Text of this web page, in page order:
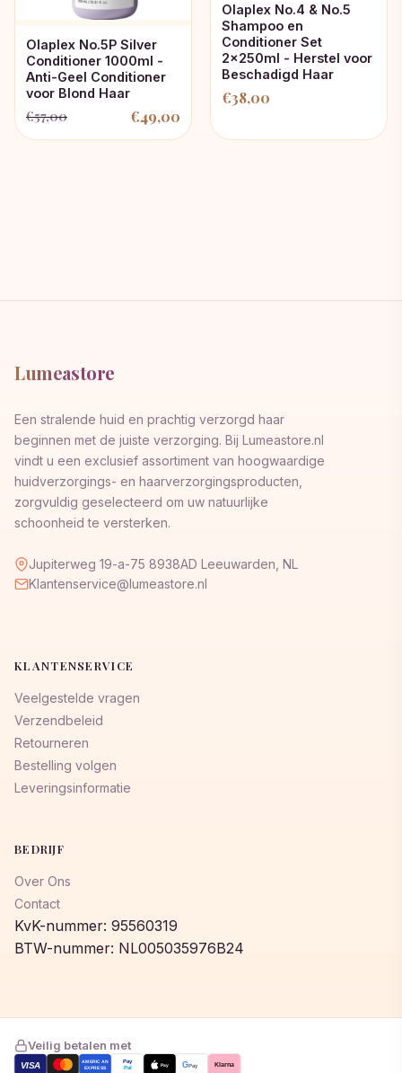
Olaplex No.5P Silver
Conditioner 1000ml -
Anti-Geel Conditioner
voor Blond Haar
€57,00
Oorspronkelijke
€49,00
Huidige
Olaplex No.4 & No.5
Shampoo en
Conditioner Set
2x250ml - Herstel voor
Beschadigd Haar
€38,00
Lumeastore
Een stralende huid en prachtig verzorgd haar
beginnen met de juiste verzorging. Bij Lumeastore.nl
vindt u een exclusief assortiment van hoogwaardige
huidverzorgings- en haarverzorgingsproducten,
zorgvuldig geselecteerd om uw natuurlijke
schoonheid te versterken.
Jupiterweg 19-a-75 8938AD Leeuwarden, NL
Klantenservice@lumeastore.nl
KLANTENSERVICE
Veelgestelde vragen
Verzendbeleid
Retourneren
Bestelling volgen
Leveringsinformatie
BEDRIJF
Over Ons
Contact
KvK-nummer: 95560319
BTW-nummer: NL005035976B24
Veilig betalen met
VISA AMERICAN
EXPRESS
Pay
Pal Pay GPay Klarna